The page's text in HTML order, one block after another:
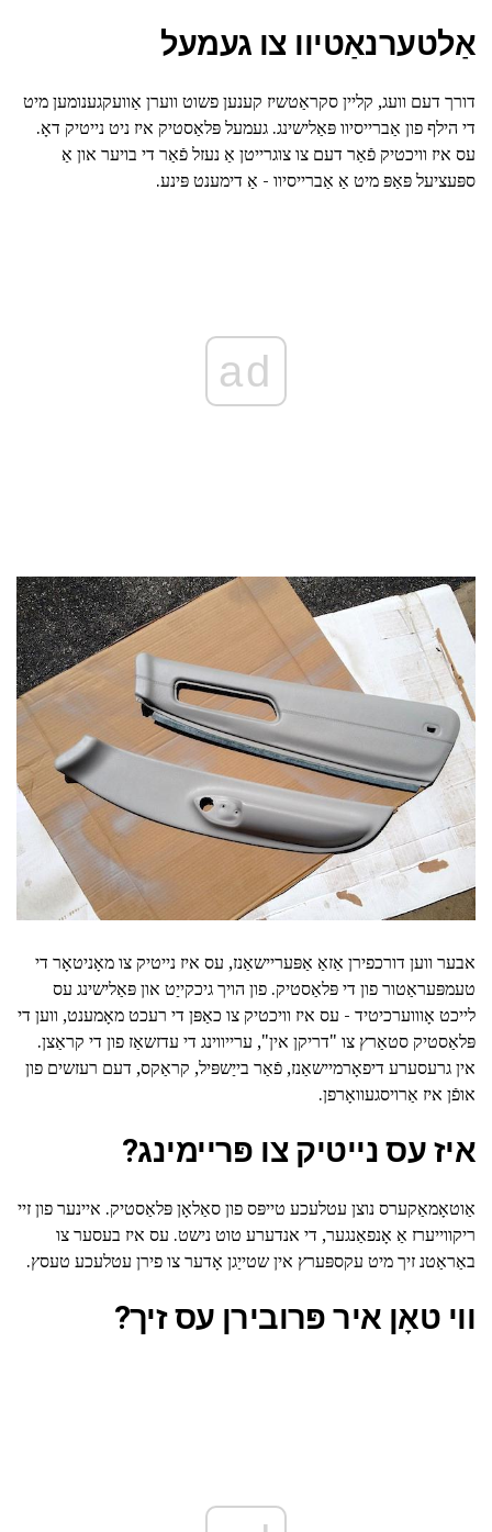
אַלטערנאַטיוו צו געמעל
דורך דעם וועג, קליין סקראַטשיז קענען פשוט ווערן אַוועקגענומען מיט
די הילף פון אַברייסיוו פּאַלישינג. געמעל פּלאַסטיק איז ניט נייטיק דאָ.
עס איז וויכטיק פֿאַר דעם צו צוגרייטן אַ נעזל פֿאַר די בויער און אַ
ספּעציעל פּאַפּ מיט אַ אַברייסיוו - אַ דימענט פּינע.
ad
אבער ווען דורכפירן אַזאַ אַפּעריישאַנז, עס איז נייטיק צו מאָניטאָר די
טעמפּעראַטור פון די פּלאַסטיק. פון הויך גיכקייַט און פּאַלישינג עס
לייכט אָוווערכיטיד - עס איז וויכטיק צו כאַפּן די רעכט מאָמענט, ווען די
פּלאַסטיק סטאַרץ צו "דריקן אין", ערייווינג די עדזשאַז פון די קראַצן.
אין גרעסערע דיפאָרמיישאַנז, פֿאַר בייַשפּיל, קראַקס, דעם רעזשים פון
אופֿן איז אַרויסגעוואָרפן.
איז עס נייטיק צו פּריימינג?
אַוטאָמאַקערס נוצן עטלעכע טייפּס פון סאַלאָן פּלאַסטיק. איינער פון זיי
ריקווייערז אַ אָנפאַנגער, די אנדערע טוט נישט. עס איז בעסער צו
באַראַטנ זיך מיט עקספּערץ אין שטייַגן אָדער צו פירן עטלעכע טעסץ.
ווי טאָן איר פּרובירן עס זיך?